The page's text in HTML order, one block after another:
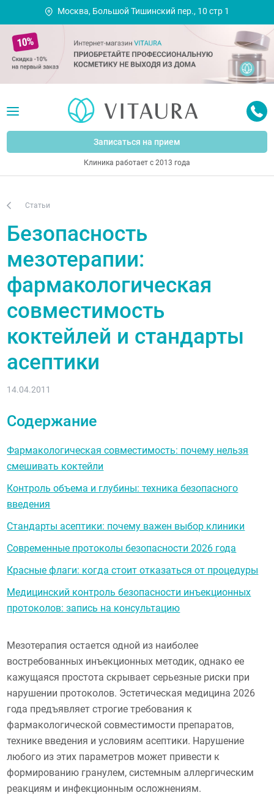
Москва, Большой Тишинский пер., 10 стр 1
Записаться на прием
Клиника работает с 2013 года
Статьи
Безопасность
мезотерапии:
фармакологическая
совместимость
коктейлей и стандарты
асептики
14.04.2011
Содержание
Фармакологическая совместимость: почему нельзя
смешивать коктейли
Контроль объема и глубины: техника безопасного
введения
Стандарты асептики: почему важен выбор клиники
Современные протоколы безопасности 2026 года
Красные флаги: когда стоит отказаться от процедуры
Медицинский контроль безопасности инъекционных
протоколов: запись на консультацию
Мезотерапия остается одной из наиболее
востребованных инъекционных методик, однако ее
кажущаяся простота скрывает серьезные риски при
нарушении протоколов. Эстетическая медицина 2026
года предъявляет строгие требования к
фармакологической совместимости препаратов,
технике введения и условиям асептики. Нарушение
любого из этих параметров может привести к
формированию гранулем, системным аллергическим
реакциям и инфекционным осложнениям.